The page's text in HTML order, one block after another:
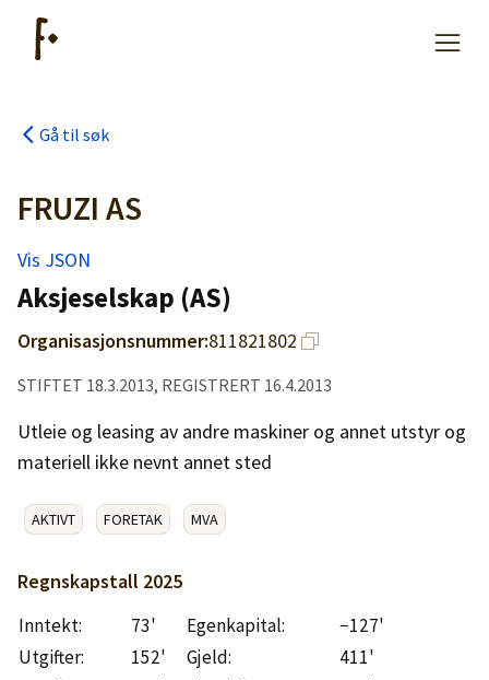
Kjøpe lister
Priser
Logg inn
Lag konto
Gå til søk
FRUZI AS
Vis JSON
Aksjeselskap (AS)
Organisasjonsnummer:811821802
STIFTET 18.3.2013, REGISTRERT 16.4.2013
Utleie og leasing av andre maskiner og annet utstyr og
materiell ikke nevnt annet sted
AKTIVT FORETAK MVA
Regnskapstall 2025
Inntekt: 73' Egenkapital:
−127'
Utgifter:
152' Gjeld:
411'